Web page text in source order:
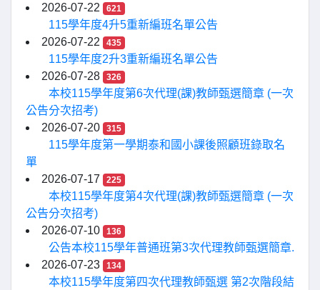
2026-07-22
621
115學年度4升5重新編班名單公告
2026-07-22
435
115學年度2升3重新編班名單公告
2026-07-28
326
本校115學年度第6次代理(課)教師甄選簡章 (一次
公告分次招考)
2026-07-20
315
115學年度第一學期泰和國小課後照顧班錄取名
單
2026-07-17
225
本校115學年度第4次代理(課)教師甄選簡章 (一次
公告分次招考)
2026-07-10
136
公告本校115學年普通班第3次代理教師甄選簡章.
2026-07-23
134
本校115學年度第四次代理教師甄選 第2次階段結